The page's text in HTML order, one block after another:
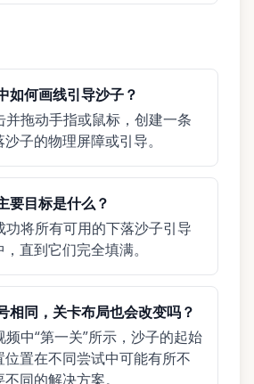
如何画线引导沙子？
并拖动手指或鼠标，创建一条
子的物理屏障或引导。
要目标是什么？
功将所有可用的下落沙子引导
直到它们完全填满。
相同，关卡布局也会改变吗？
频中“第一关”所示，沙子的起始
置在不同尝试中可能有所不
同的解决方案。